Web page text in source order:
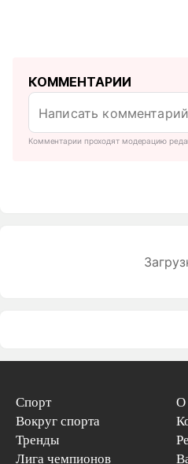
КОММЕНТАРИИ
Комментарии проходят модерацию
Спорт
Вокруг спорта
Тренды
Лига чемпионов
О